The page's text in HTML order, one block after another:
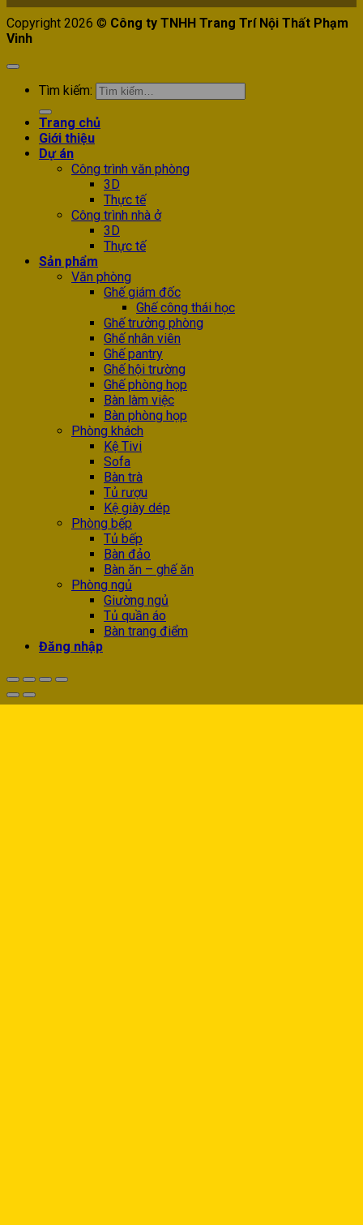
Copyright 2026 © Công ty TNHH Trang Trí Nội Thất Phạm
Vinh
Tìm kiếm:
Trang chủ
Giới thiệu
Dự án
Công trình văn phòng
3D
Thực tế
Công trình nhà ở
3D
Thực tế
Sản phẩm
Văn phòng
Ghế giám đốc
Ghế công thái học
Ghế trưởng phòng
Ghế nhân viên
Ghế pantry
Ghế hội trường
Ghế phòng họp
Bàn làm việc
Bàn phòng họp
Phòng khách
Kệ Tivi
Sofa
Bàn trà
Tủ rượu
Kệ giày dép
Phòng bếp
Tủ bếp
Bàn đảo
Bàn ăn – ghế ăn
Phòng ngủ
Giường ngủ
Tủ quần áo
Bàn trang điểm
Đăng nhập